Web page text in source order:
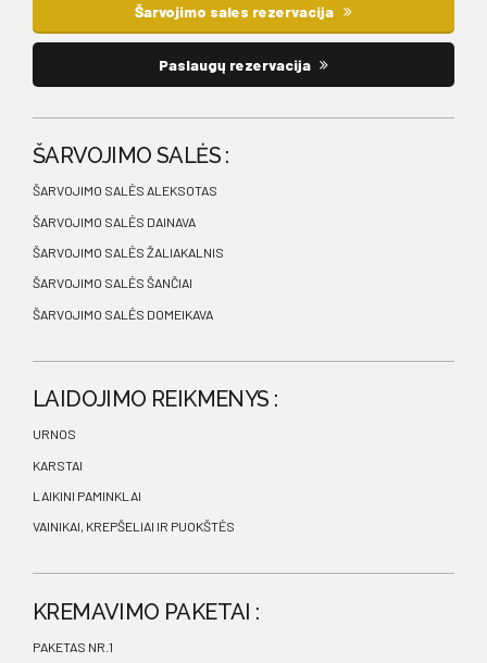
Šarvojimo sales rezervacija
Paslaugų rezervacija
ŠARVOJIMO SALĖS :
ŠARVOJIMO SALĖS ALEKSOTAS
ŠARVOJIMO SALĖS DAINAVA
ŠARVOJIMO SALĖS ŽALIAKALNIS
ŠARVOJIMO SALĖS ŠANČIAI
ŠARVOJIMO SALĖS DOMEIKAVA
LAIDOJIMO REIKMENYS :
URNOS
KARSTAI
LAIKINI PAMINKLAI
VAINIKAI, KREPŠELIAI IR PUOKŠTĖS
KREMAVIMO PAKETAI :
PAKETAS NR.1